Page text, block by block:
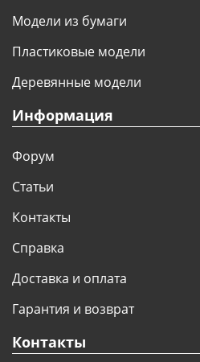
Модели из бумаги
Пластиковые модели
Деревянные модели
Информация
Форум
Статьи
Контакты
Справка
Доставка и оплата
Гарантия и возврат
Контакты